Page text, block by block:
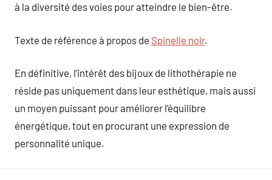
à la diversité des voies pour atteindre le bien-être.
Texte de référence à propos de Spinelle noir.
En définitive, l’intérêt des bijoux de lithothérapie ne
réside pas uniquement dans leur esthétique, mais aussi
un moyen puissant pour améliorer l’équilibre
énergétique, tout en procurant une expression de
personnalité unique.